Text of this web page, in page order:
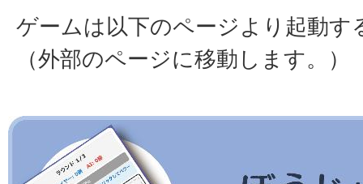
ゲームは以下のページより起動す
（外部のページに移動します。）